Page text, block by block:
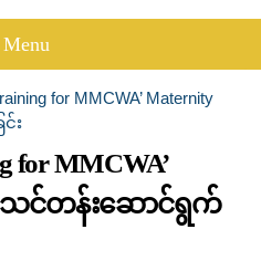
for MMCWA’ Maternity
း
for MMCWA’
သင်တန်းဆောင်ရွက်